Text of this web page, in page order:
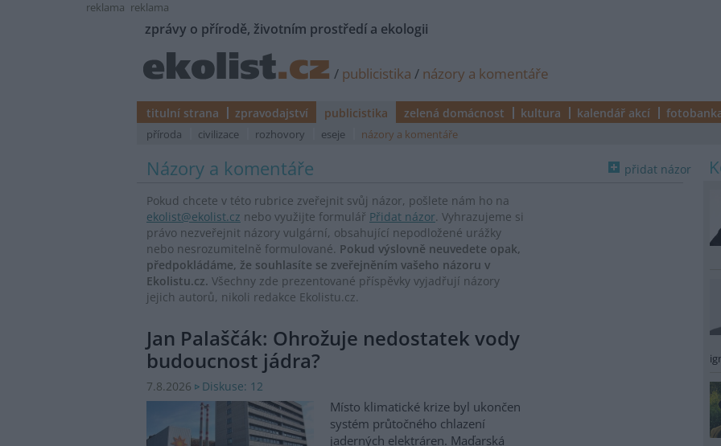
reklama reklama
zprávy o přírodě, životním prostředí a ekologii
/ publicistika / názory a komentáře
titulní strana zpravodajství publicistika zelená domácnost kultura kalendář akcí
příroda civilizace rozhovory eseje názory a komentáře
přidat názor
Názory a komentáře
Pokud chcete v této rubrice zveřejnit svůj názor, pošlete nám ho na
ekolist@ekolist.cz nebo využijte formulář Přidat názor. Vyhrazujeme si
právo nezveřejnit názory vulgární, obsahující nepodložené urážky
nebo nesrozumitelně formulované. Pokud výslovně neuvedete opak,
předpokládáme, že souhlasíte se zveřejněním vašeho názoru v
Ekolistu.cz. Všechny zde prezentované příspěvky vyjadřují názory
jejich autorů, nikoli redakce Ekolistu.cz.
Jan Palaščák: Ohrožuje nedostatek vody
budoucnost jádra?
7.8.2026 Diskuse: 12
Místo klimatické krize byl ukončen
systém průtočného chlazení
jaderných elektráren. Maďarská